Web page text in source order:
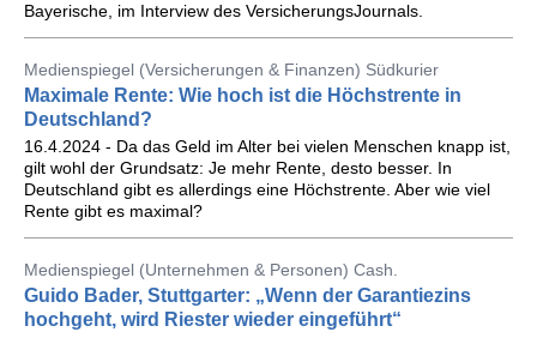
Bayerische, im Interview des VersicherungsJournals.
Medienspiegel (Versicherungen & Finanzen) Südkurier
Maximale Rente: Wie hoch ist die Höchstrente in
Deutschland?
16.4.2024 - Da das Geld im Alter bei vielen Menschen knapp ist,
gilt wohl der Grundsatz: Je mehr Rente, desto besser. In
Deutschland gibt es allerdings eine Höchstrente. Aber wie viel
Rente gibt es maximal?
Medienspiegel (Unternehmen & Personen) Cash.
Guido Bader, Stuttgarter: „Wenn der Garantiezins
hochgeht, wird Riester wieder eingeführt“